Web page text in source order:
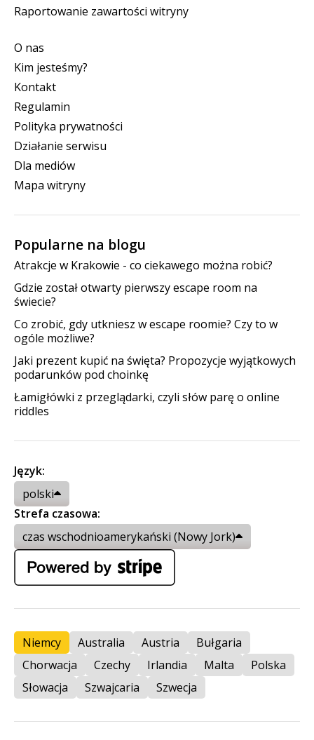
Raportowanie zawartości witryny
O nas
Kim jesteśmy?
Kontakt
Regulamin
Polityka prywatności
Działanie serwisu
Dla mediów
Mapa witryny
Popularne na blogu
Atrakcje w Krakowie - co ciekawego można robić?
Gdzie został otwarty pierwszy escape room na
świecie?
Co zrobić, gdy utkniesz w escape roomie? Czy to w
ogóle możliwe?
Jaki prezent kupić na święta? Propozycje wyjątkowych
podarunków pod choinkę
Łamigłówki z przeglądarki, czyli słów parę o online
riddles
Język:
polski
Strefa czasowa:
czas wschodnioamerykański (Nowy Jork)
Niemcy Australia Austria
Bułgaria
Chorwacja
Czechy Irlandia Malta
Polska
Słowacja
Szwajcaria Szwecja